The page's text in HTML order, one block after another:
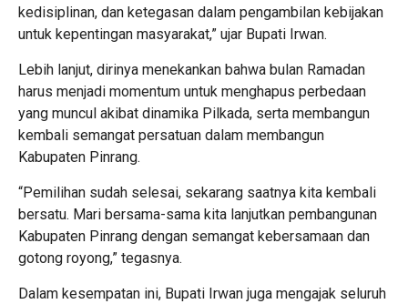
kedisiplinan, dan ketegasan dalam pengambilan kebijakan
untuk kepentingan masyarakat,” ujar Bupati Irwan.
Lebih lanjut, dirinya menekankan bahwa bulan Ramadan
harus menjadi momentum untuk menghapus perbedaan
yang muncul akibat dinamika Pilkada, serta membangun
kembali semangat persatuan dalam membangun
Kabupaten Pinrang.
“Pemilihan sudah selesai, sekarang saatnya kita kembali
bersatu. Mari bersama-sama kita lanjutkan pembangunan
Kabupaten Pinrang dengan semangat kebersamaan dan
gotong royong,” tegasnya.
Dalam kesempatan ini, Bupati Irwan juga mengajak seluruh